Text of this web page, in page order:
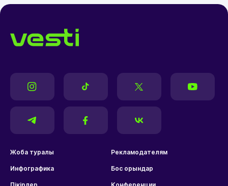
Жоба туралы Рекламодателям
Инфографика Бос орындар